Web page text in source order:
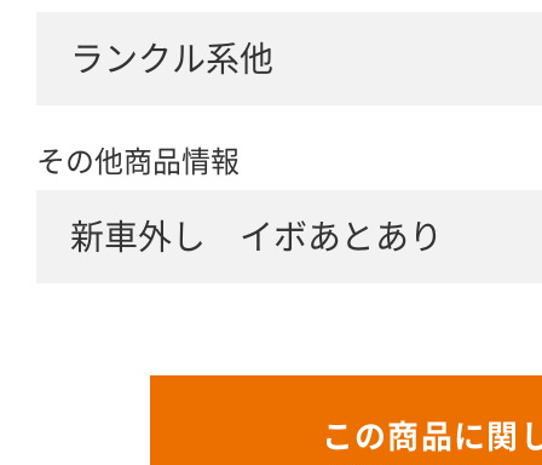
ランクル系他
その他商品情報
新車外し イボあとあり
この商品に関